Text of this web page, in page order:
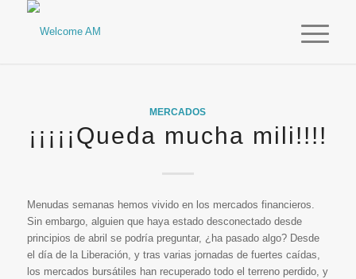
MERCADOS
¡¡¡¡¡Queda mucha mili!!!!
Menudas semanas hemos vivido en los mercados financieros.
Sin embargo, alguien que haya estado desconectado desde
principios de abril se podría preguntar, ¿ha pasado algo? Desde
el día de la Liberación, y tras varias jornadas de fuertes caídas,
los mercados bursátiles han recuperado todo el terreno perdido, y